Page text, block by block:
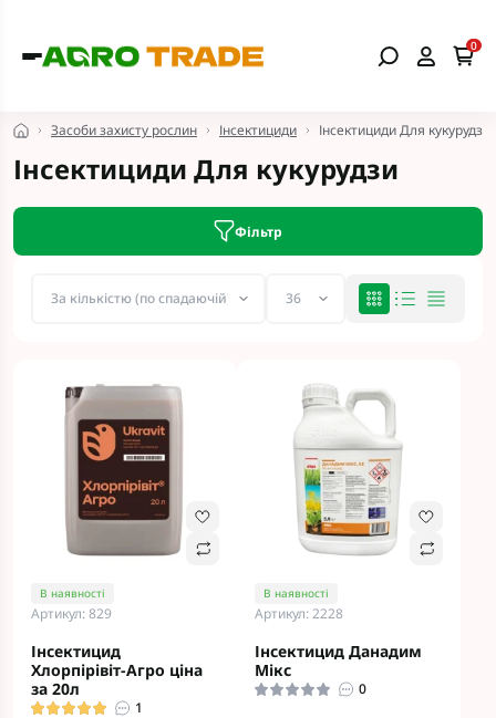
0
Засоби захисту рослин Інсектициди Інсектициди Для кукурудзи
Інсектициди Для кукурудзи
Фільтр
В наявності
Артикул: 829
Інсектицид
Хлорпірівіт-Агро ціна
за 20л
1
В наявності
Артикул: 2228
Інсектицид Данадим
Мікс
0